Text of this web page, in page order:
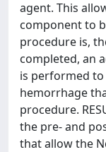
agent. This
component to
procedure is,
completed, an
is performed
hemorrhage
procedure.
the pre- and
that allow the